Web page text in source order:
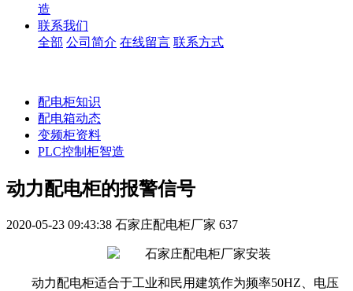
造
联系我们
全部 公司简介 在线留言 联系方式
配电柜知识
配电箱动态
变频柜资料
PLC控制柜智造
动力配电柜的报警信号
2020-05-23 09:43:38 石家庄配电柜厂家 637
动力配电柜适合于工业和民用建筑作为频率50HZ、电压